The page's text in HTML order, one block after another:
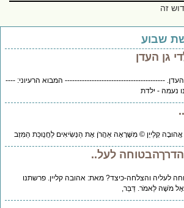
זה
שבוע
העדן
----------------------------------------- המבוא הרעיוני: ----
- ילדת
קְלַייְן © מִשֶּׁרָאָה אַהֲרֹן אֶת הַנְּשִׂיאִים לַחֲנֻוכַּת הַמִּזְב
לעל..
והצלחה-כיצד? מאת: אהובה קליין. פרשתנו
מֹשֶׁה לֵּאמֹר. דַּבֵּר,